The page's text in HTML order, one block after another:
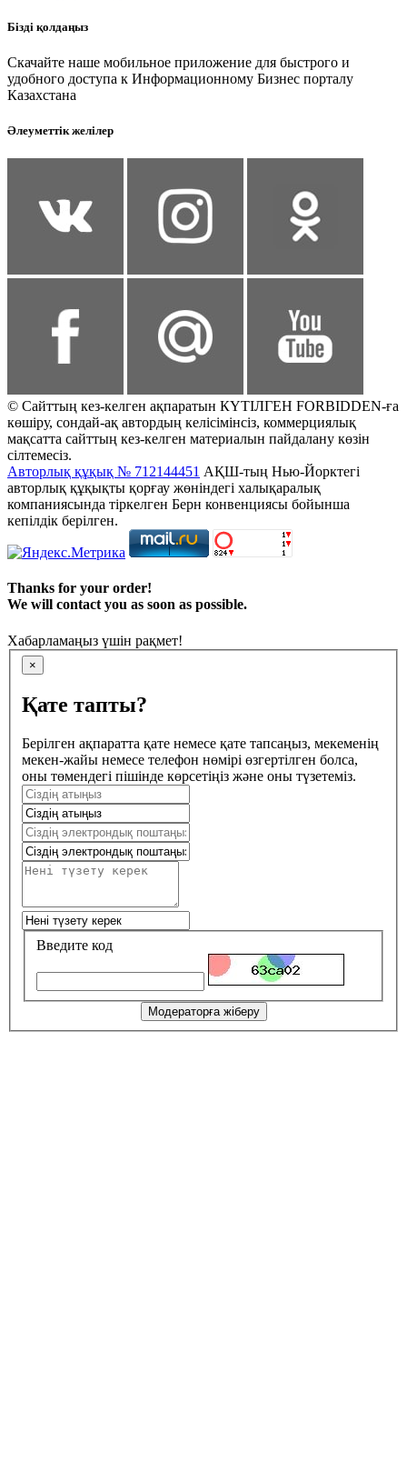
Бізді қолдаңыз
Скачайте наше мобильное приложение для быстрого и
удобного доступа к Информационному Бизнес порталу
Казахстана
Әлеуметтік желілер
© Сайттың кез-келген ақпаратын КҮТІЛГЕН FORBIDDEN-ға
көшіру, сондай-ақ автордың келісімінсіз, коммерциялық
мақсатта сайттың кез-келген материалын пайдалану көзін
сілтемесіз.
Авторлық құқық № 712144451 АҚШ-тың Нью-Йорктегі
авторлық құқықты қорғау жөніндегі халықаралық
компаниясында тіркелген Берн конвенциясы бойынша
кепілдік берілген.
Thanks for your order!
We will contact you as soon as possible.
Хабарламаңыз үшін рақмет!
×
Қате тапты?
Берілген ақпаратта қате немесе қате тапсаңыз, мекеменің
мекен-жайы немесе телефон нөмірі өзгертілген болса,
оны төмендегі пішінде көрсетіңіз және оны түзетеміз.
Введите код
Модераторға жіберу